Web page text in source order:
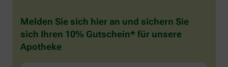
Melden Sie sich hier an und sichern Sie
sich Ihren 10% Gutschein* für unsere
Apotheke